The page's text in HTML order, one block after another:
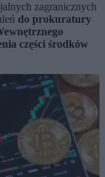
zagranicznych
do prokuratury
części środków